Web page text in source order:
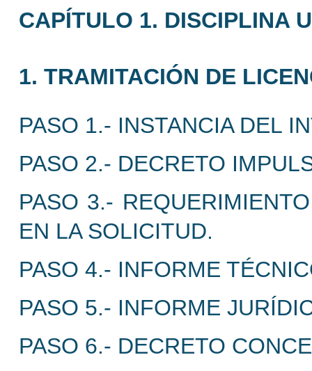
CAPÍTULO 1. DISCIPLINA
1. TRAMITACIÓN DE
PASO 1.- INSTANCIA DEL
PASO 2.- DECRETO
PASO 3.-
EN LA SOLICITUD.
PASO 4.- INFORME
PASO 5.- INFORME
PASO 6.- DECRETO